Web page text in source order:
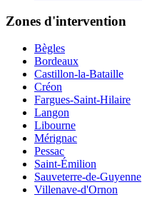
Zones d'intervention
Bègles
Bordeaux
Castillon-la-Bataille
Créon
Fargues-Saint-Hilaire
Langon
Libourne
Mérignac
Pessac
Saint-Émilion
Sauveterre-de-Guyenne
Villenave-d'Ornon